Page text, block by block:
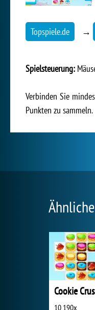
Topspiele.de →
Spielsteuerung:
Verbinden Sie
Punkten zu sammeln.
Cookie
10 190x